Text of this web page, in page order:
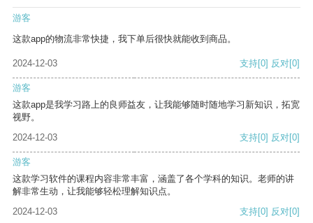
游客
这款app的物流非常快捷，我下单后很快就能收到商品。
2024-12-03 支持[0] 反对[0]
游客
这款app是我学习路上的良师益友，让我能够随时随地学习新知识，拓宽
视野。
2024-12-03
支持[0] 反对[0]
游客
这款学习软件的课程内容非常丰富，涵盖了各个学科的知识。老师的讲
解非常生动，让我能够轻松理解知识点。
2024-12-03
支持[0] 反对[0]